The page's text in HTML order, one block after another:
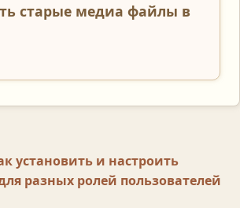
старые медиа файлы в
установить и настроить
разных ролей пользователей